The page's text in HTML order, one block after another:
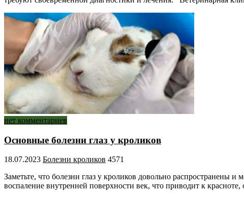
нет комментариев
Основные болезни глаз у кроликов
18.07.2023 Болезни кроликов 4571
Заметьте, что болезни глаз у кроликов довольно
воспаление внутренней поверхности век, что приводит к